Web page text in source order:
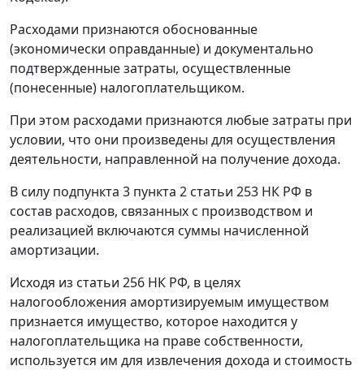
Расходами признаются обоснованные
(экономически оправданные) и документально
подтвержденные затраты, осуществленные
(понесенные) налогоплательщиком.
При этом расходами признаются любые затраты при
условии, что они произведены для осуществления
деятельности, направленной на получение дохода.
В силу подпункта 3 пункта 2 статьи 253 НК РФ в
состав расходов, связанных с производством и
реализацией включаются суммы начисленной
амортизации.
Исходя из статьи 256 НК РФ, в целях
налогообложения амортизируемым имуществом
признается имущество, которое находится у
налогоплательщика на праве собственности,
используется им для извлечения дохода и стоимость